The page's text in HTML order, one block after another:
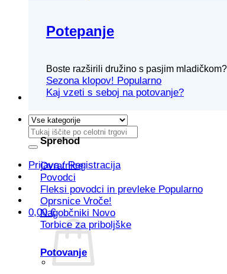
Išči:
Prijava / Registracija
0,00€
Potepanje
Boste razširili družino s pasjim
Sezona klopov!
Kaj vzeti s seboj na potovanje?
Sprehod
Ovratnice
Povodci
Fleksi povodci in prevleke
Oprsnice
Nagobčniki
Torbice za priboljške
Potovanje